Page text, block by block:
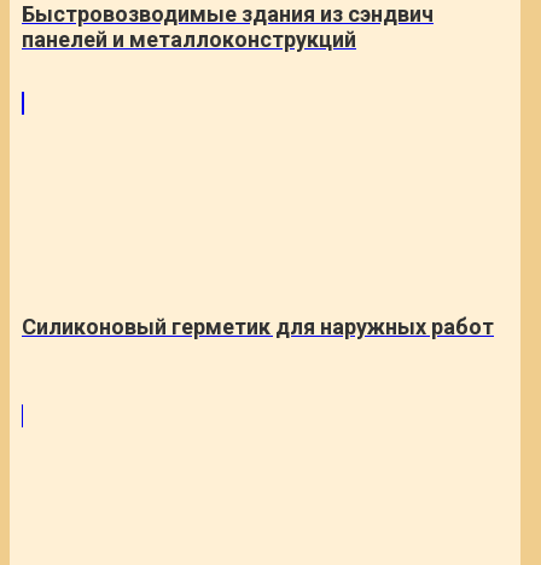
Быстровозводимые здания из сэндвич
панелей и металлоконструкций
Силиконовый герметик для наружных работ